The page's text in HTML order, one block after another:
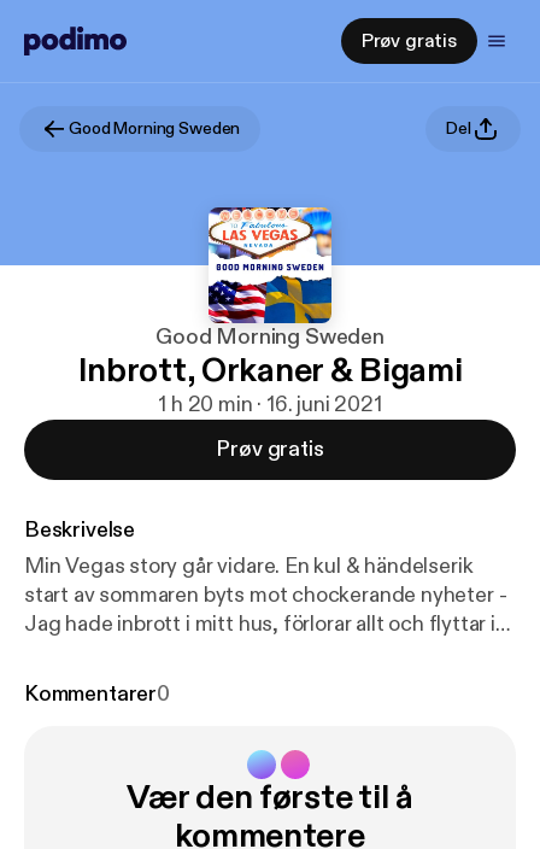
Prøv gratis
Good Morning Sweden Del
Good Morning Sweden
Inbrott, Orkaner & Bigami
1 h 20 min · 16. juni 2021
Prøv gratis
Beskrivelse
Min Vegas story går vidare. En kul & händelserik
start av sommaren byts mot chockerande nyheter -
Jag hade inbrott i mitt hus, förlorar allt och flyttar in
singel i Las Vegas startar onekligen med några
Hon flyttar till Hawaii och hamnar sedan i dubbelt
trubbel i Las Vegas. Missa inte hennes intressanta
historia! See acast.com/privacy [https://acast.com/p
Kommentarer0
Vær den første til å
kommentere